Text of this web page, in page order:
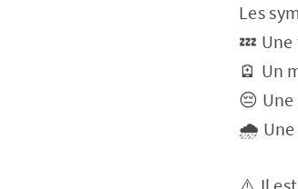
Les
💤
🪫 Un
😔
🌧️ Une